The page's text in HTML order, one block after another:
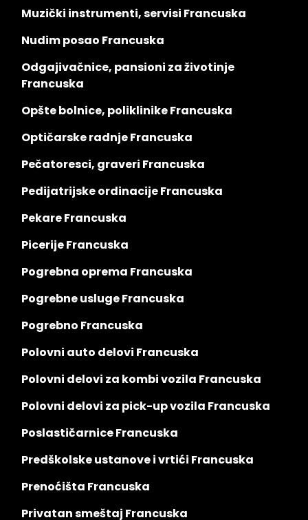
Muzički instrumenti, servisi Francuska
Nudim posao Francuska
Odgajivačnice, pansioni za životinje
Francuska
Opšte bolnice, poliklinike Francuska
Optičarske radnje Francuska
Pečatoresci, graveri Francuska
Pedijatrijske ordinacije Francuska
Pekare Francuska
Picerije Francuska
Pogrebna oprema Francuska
Pogrebne usluge Francuska
Pogrebno Francuska
Polovni auto delovi Francuska
Polovni delovi za kombi vozila Francuska
Polovni delovi za pick-up vozila Francuska
Poslastičarnice Francuska
Predškolske ustanove i vrtići Francuska
Prenoćišta Francuska
Privatan smeštaj Francuska